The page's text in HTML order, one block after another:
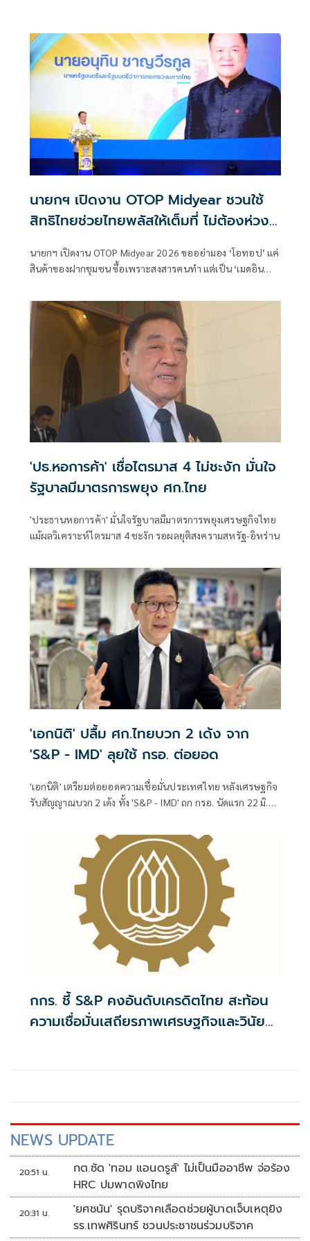
นายกฯ เปิดงาน OTOP Midyear ชวนใช้
สิทธิไทยช่วยไทยพลัสให้เต็มที่ ไม่ต้องห่วง
นายกฯ เปิดงาน OTOP Midyear 2026 ขออย่ามอง ‘โอทอป’ แค่
สินค้าของฝากชุมชน ซื้อเพราะสงสารคนทำ แต่เป็น ‘เมดอิน
โลก อย่ากังวลเศรษฐกิจไทย-สถานะเวทีโลกดีขึ้น ก่อนเดินงานโอ
ท็อปวันที่ 3 ซื้อเสื้อโปโลสีดำ สมทบทุนมูลนิธิอาสาเพื่อน
'ปธ.หอการค้า' เชื่อไตรมาส 4 ไม่ชะงัก มั่นใจ
รัฐบาลมีมาตรการพยุง ศก.ไทย
'ประธานหอการค้า' มั่นใจรัฐบาลมีมาตรการพยุงเศรษฐกิจไทย
แม้ผลวิเคราะห์ไตรมาส 4 ชะงัก รอผลยุติสงครามสหรัฐ-อิหร่าน
'เอกนิติ' ปลื้ม ศก.ไทยบวก 2 เด้ง จาก
'S&P - IMD' ลุยใช้ กรอ. ต่อยอด
'เอกนิติ' เตรียมต่อยอดความเชื่อมั่นประเทศไทย หลังเศรษฐกิจ
รับสัญญาณบวก 2 เด้ง ทั้ง 'S&P - IMD' ถก กรอ. นัดแรก 22 มิ.ย.
กกร. ชี้ S&P คงอันดับเครดิตไทย สะท้อน
ความเชื่อมั่นเสถียรภาพเศรษฐกิจและวินัย
NEWS UPDATE
20:51 น.
กต.ซัด 'ทอม แอนดรูส์' ไม่เป็นมืออาชีพ จ่อร้อง
HRC ปมพาดพิงไทย
20:31 น.
'ยศชนัน' รุดบริจาคเลือดช่วยผู้บาดเจ็บเหตุยิง
รร.เทพศิรินทร์ ชวนประชาชนร่วมบริจาค